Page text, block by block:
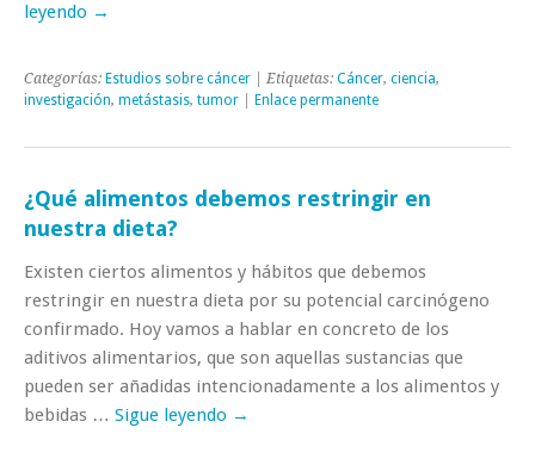
leyendo →
Categorías: Estudios sobre cáncer | Etiquetas: Cáncer, ciencia,
investigación, metástasis, tumor Enlace permanente
¿Qué alimentos debemos restringir en
nuestra dieta?
Existen ciertos alimentos y hábitos que debemos
restringir en nuestra dieta por su potencial carcinógeno
confirmado. Hoy vamos a hablar en concreto de los
aditivos alimentarios, que son aquellas sustancias que
pueden ser añadidas intencionadamente a los alimentos y
bebidas … Sigue leyendo →